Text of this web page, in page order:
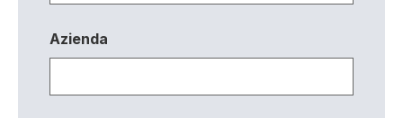
Azienda